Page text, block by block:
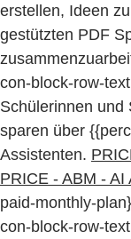
erstellen, Ideen
gestützten PDF
con-block-row-
Schülerinnen und
sparen über
Assistenten.
PRICE - ABM -
paid-monthly-
con-block-row-